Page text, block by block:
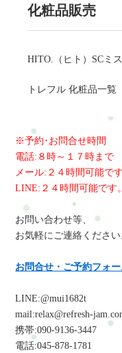
化粧品販売
HITO.（ヒト）SCミ
トレフル 化粧品一覧
※予約･お問合せ時間
電話:８時～１７時まで
メール:２４時間可能です
LINE:２４時間可能です。
お問い合わせ等、
お気軽にご連絡ください
お問合せ・ご予約フォ
LINE:@mui1682t
mail:relax@refresh-
携帯:090-9136-3447
電話:045-878-1781